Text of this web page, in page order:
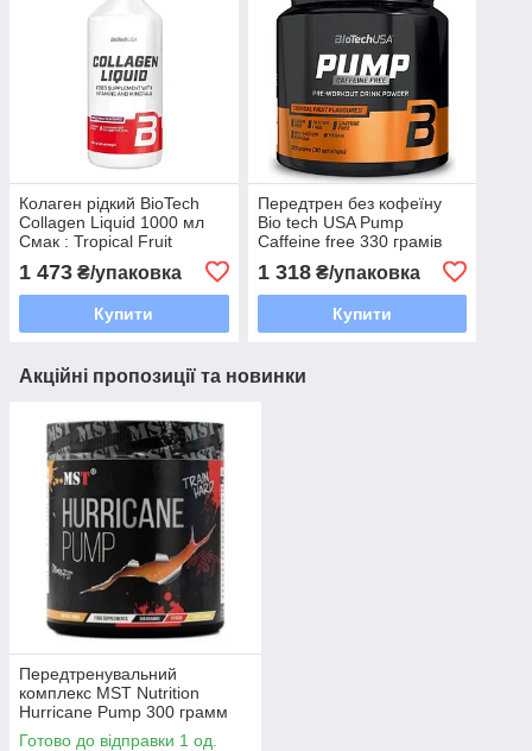
Колаген рідкий BioTech
Collagen Liquid 1000 мл
Смак : Tropical Fruit
1 473 ₴/упаковка
Купити
Передтрен без кофеїну
Bio tech USA Pump
Caffeine free 330 грамів
1 318₴/упаковка
Купити
Акційні пропозиції та новинки
Передтренувальний
комплекс MST Nutrition
Hurricane Pump 300 грамм
Вкус : mango-kiwi
Готово до відправки 1 од.